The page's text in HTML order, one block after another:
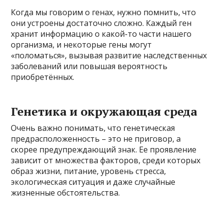
Когда мы говорим о генах, нужно помнить, что
они устроены достаточно сложно. Каждый ген
хранит информацию о какой-то части нашего
организма, и некоторые гены могут
«поломаться», вызывая развитие наследственных
заболеваний или повышая вероятность
приобретённых.
Генетика и окружающая среда
Очень важно понимать, что генетическая
предрасположенность – это не приговор, а
скорее предупреждающий знак. Ее проявление
зависит от множества факторов, среди которых
образ жизни, питание, уровень стресса,
экологическая ситуация и даже случайные
жизненные обстоятельства.